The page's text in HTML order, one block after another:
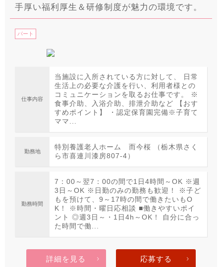
手厚い福利厚生＆研修制度が魅力の環境です。
パート
仕事内容
当施設に入所されている方に対して、 日常
生活上の必要な介護を行い、利用者様との
コミュニケーションを取るお仕事です。 ※
食事介助、入浴介助、排泄介助など 【おす
すめポイント】 ・認定保育園完備※子育て
ママ...
勤務地
特別養護老人ホーム 而今桜 （栃木県さく
ら市喜連川漆房807-4）
勤務時間
7：00～翌7：00の間で1日4時間～OK ※週
3日～OK ※日勤のみの勤務も歓迎！ ※子ど
もを預けて、9～17時の間で働きたいもO
K！ ※時間・曜日応相談 ■働きやすいポイ
ント ◎週3日～・1日4h～OK！ 自分に合っ
た時間で働...
詳細を見る 応募する